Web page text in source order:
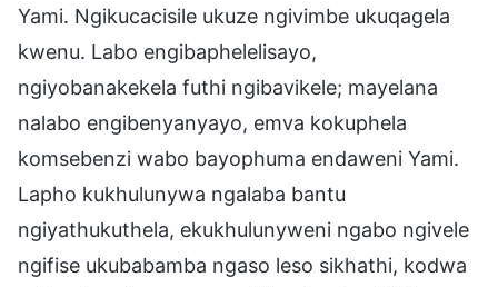
Yami. Ngikucacisile ukuze ngivimbe ukuqagela
kwenu. Labo engibaphelelisayo,
ngiyobanakekela futhi ngibavikele; mayelana
nalabo engibenyanyayo, emva kokuphela
komsebenzi wabo bayophuma endaweni Yami.
Lapho kukhulunywa ngalaba bantu
ngiyathukuthela, ekukhulunyweni ngabo ngivele
ngifise ukubabamba ngaso leso sikhathi, kodwa